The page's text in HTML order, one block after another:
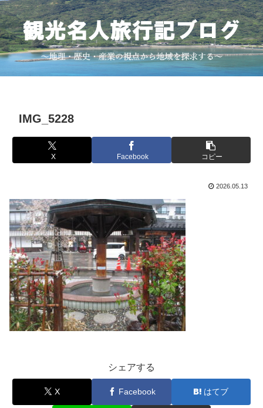
IMG_5228
X Facebook コピー
2026.05.13
シェアする
X Facebook はてブ